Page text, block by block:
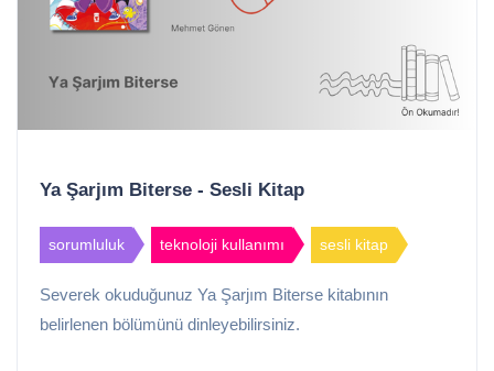
Ya Şarjım Biterse - Sesli Kitap
sorumluluk teknoloji kullanımı sesli kitap
Severek okuduğunuz Ya Şarjım Biterse kitabının
belirlenen bölümünü dinleyebilirsiniz.